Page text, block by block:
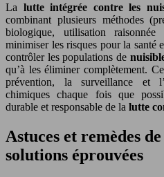
La lutte intégrée contre les
combinant plusieurs méthodes
biologique, utilisation
minimiser les risques pour la santé
contrôler les populations de
qu’à les éliminer complètement.
prévention, la surveillance et
chimiques chaque fois que
durable et responsable de la lutte
Astuces et remèdes
solutions éprouvées